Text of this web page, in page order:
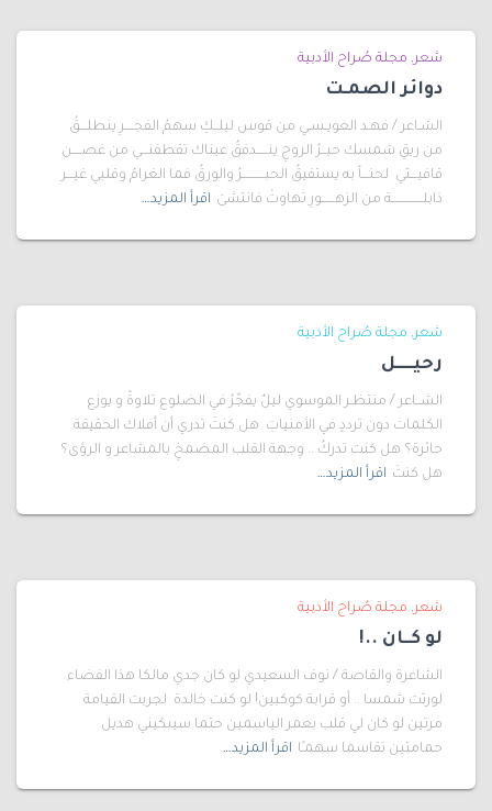
شعر مجلة صُراح الأدبية
دوائر الصمـت
الشـاعر / فهـد العويـسـي من قوس ليلــكِ سهمُ الفجــــرِ ينطلـــقُ
من ريقِ شمسك حبــرُ الروحِ ينـــــدفقُ عيناك تقطفنـــي من غصــــن
قافيـــتي لحنـــاً به يستفيقُ الحبــــــــــرُ والورقُ فما الغرامُ وقلبي غيـــر
ذابلــــــــــــــة من الزهــــــورِ تهاوتْ فانتشىَ اقرأ المزيد…
شعر مجلة صُراح الأدبية
رحيـــــل
الشــاعر / منتظـر الموسوي ليلٌ يفجِّرُ في الضلوع تلاوةً و يوزع
الكلمات دون ترددٍ في الأمنياتِ هل كنتَ تدري أن أفلاك الحقيقة
حائرة؟ هل كنت تدركُ .. وِجهة القلب المضمخِ بالمشاعر و الرؤى؟
هل كنتَ اقرأ المزيد…
شعر مجلة صُراح الأدبية
لو كــان ..!
الشاعرة والقاصة / نوف السعيدي لو كان جدي مالكا هذا الفضاء
لورثت شمسا .. أو قرابة كوكبين! لو كنت خالدة لجربت القيامة
مرتين لو كان لي قلب بعمر الياسمين حتما سيبكيني هديل
حمامتين تقاسما سهمـًا اقرأ المزيد…